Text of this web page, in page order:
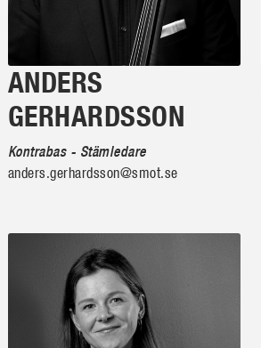
ANDERS
GERHARDSSON
Kontrabas - Stämledare
anders.gerhardsson@smot.se